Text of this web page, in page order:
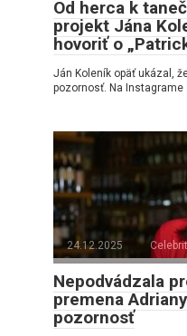
Od herca k
projekt Jána
hovoriť o
Ján Koleník opäť ukázal,
pozornosť. Na Instagrame
24.12.2025
Nepodvádzala
premena
pozornosť